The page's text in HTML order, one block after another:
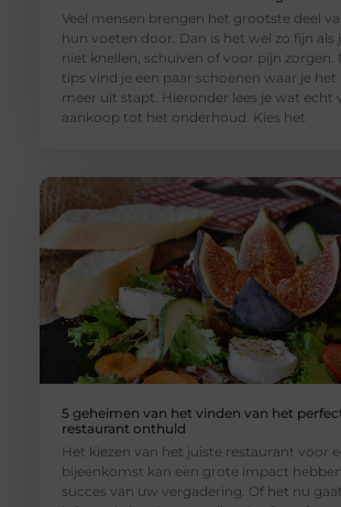
Veel mensen brengen het grootste deel
hun voeten door. Dan is het wel zo fijn als
niet knellen, schuiven of voor pijn zorgen.
tips vind je een paar schoenen waar je het
meer uit stapt. Hieronder lees je wat echt
aankoop tot het onderhoud. Kies het
5 geheimen van het vinden van het
restaurant onthuld
Het kiezen van het juiste restaurant voor
bijeenkomst kan een grote impact
succes van uw vergadering. Of het nu